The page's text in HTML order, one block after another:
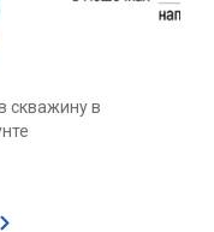
в грунте